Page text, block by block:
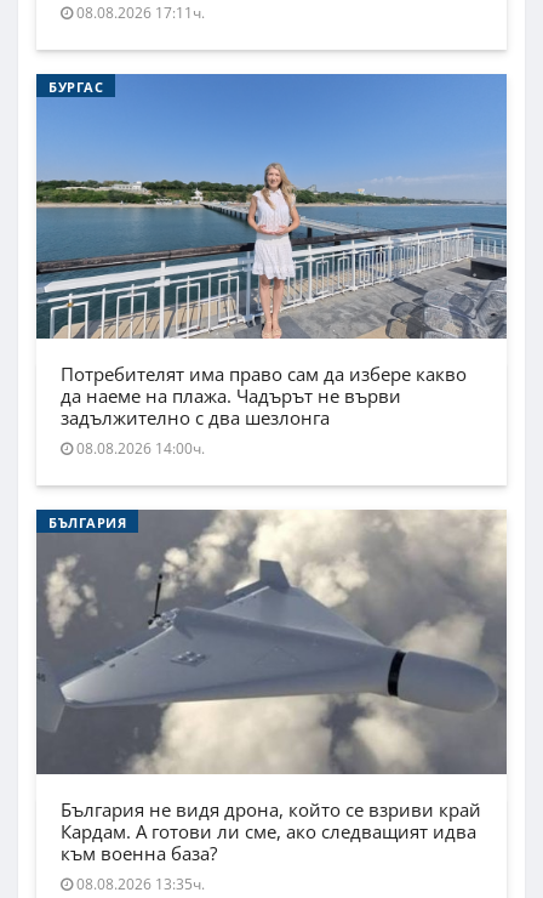
08.08.2026 17:11ч.
БУРГАС
Потребителят има право сам да избере какво
да наеме на плажа. Чадърът не върви
задължително с два шезлонга
08.08.2026 14:00ч.
БЪЛГАРИЯ
България не видя дрона, който се взриви край
Кардам. А готови ли сме, ако следващият идва
към военна база?
08.08.2026 13:35ч.